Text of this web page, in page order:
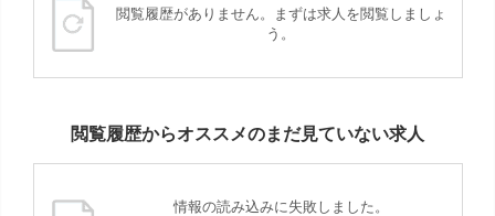
閲覧履歴がありません。まずは求人を閲覧しましょ
う。
閲覧履歴からオススメのまだ見ていない求人
情報の読み込みに失敗しました。